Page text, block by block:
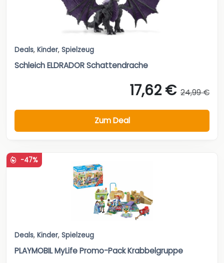
Deals, Kinder, Spielzeug
Schleich ELDRADOR Schattendrache
17,62 € 24,99 €
Zum Deal
-47%
Deals, Kinder, Spielzeug
PLAYMOBIL MyLife Promo-Pack Krabbelgruppe